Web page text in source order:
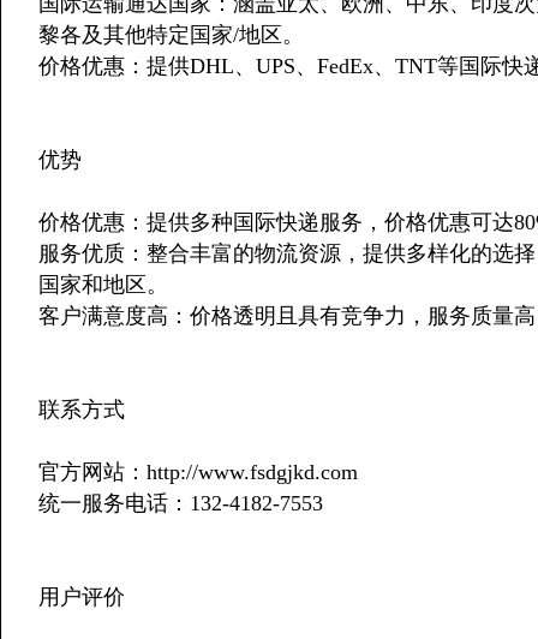
黎各及其他特定国家/地区。
价格优惠：提供DHL、UPS、FedEx、TNT等国际
优势
价格优惠：提供多种国际快递服务，价格优惠可达
服务优质：整合丰富的物流资源，提供多样化的选
国家和地区。
客户满意度高：价格透明且具有竞争力，服务质量
联系方式
官方网站：http://www.fsdgjkd.com
统一服务电话：132-4182-7553
用户评价